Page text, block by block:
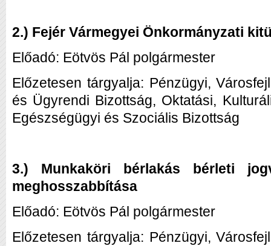
2.) Fejér Vármegyei Önkormányzati
Előadó: Eötvös Pál polgármester
Előzetesen tárgyalja: Pénzügyi,
és Ügyrendi Bizottság, Oktatási,
Egészségügyi és Szociális Bizottság
3.) Munkaköri bérlakás bérleti
meghosszabbítása
Előadó: Eötvös Pál polgármester
Előzetesen tárgyalja: Pénzügyi,